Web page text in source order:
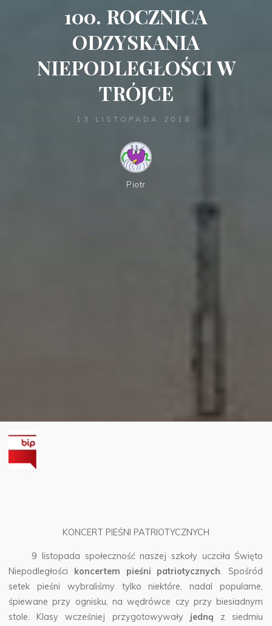
100. ROCZNICA
ODZYSKANIA
NIEPODLEGŁOŚCI W
TRÓJCE
13 LISTOPADA 2018
Piotr
KONCERT PIEŚNI PATRIOTYCZNYCH
9 listopada społeczność naszej szkoły uczciła Święto
Niepodległości koncertem pieśni patriotycznych.Spośród
setek pieśni wybraliśmy tylko niektóre, nadal popularne,
śpiewane przy ognisku, na wędrówce czy przy biesiadnym
stole. Klasy wcześniej przygotowywały jedną z siedmiu